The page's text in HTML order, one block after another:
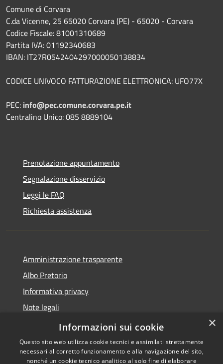
Comune di Corvara
C.da Vicenne, 25 65020 Corvara (PE) - 65020 - Corvara
Codice Fiscale: 81001310689
Partita IVA: 01192340683
IBAN: IT27R0542404297000050138834
CODICE UNIVOCO FATTURAZIONE ELETTRONICA: UFO77X
PEC: info@pec.comune.corvara.pe.it
Centralino Unico: 085 8889104
Prenotazione appuntamento
Segnalazione disservizio
Leggi le FAQ
Richiesta assistenza
Amministrazione trasparente
Albo Pretorio
Informativa privacy
Note legali
Dichiarazione di accessibilità
×
Informazioni sui cookie
Questo sito web utilizza cookie tecnici e assimilati strettamente
necessari al corretto funzionamento e alla navigazione del sito,
nonché un cookie tecnico analitico al solo fine di elaborare